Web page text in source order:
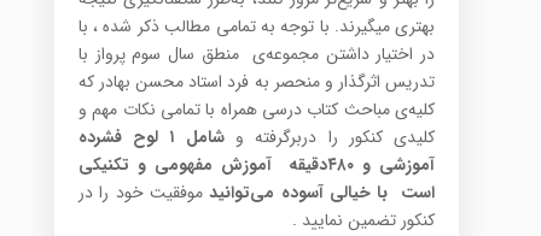
بهتری می­گیرند‌‌. با توجه به تمامی مطالب ذکر شده ، با
در اختیار داشتن مجموعه‌ی منطق سال سوم پرواز با
تدریس اثرگذار و منحصر به فرد استاد محسن بهادر که
کلیه‌ی مباحث کتاب درسی همراه با تمامی نکات مهم و
کلیدی کنکور را دربرگرفته وشامل
۱ لوح فشرده
آموزشی و
۴۸۰دقیقه آموزش مفهومی و تکنیکی
است با خیالی آسوده می‌توانیدموفقیت خود را در
کنکور تضمین نمایید .